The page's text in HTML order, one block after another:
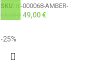
SKU: rd-000068-AMBER-
€ 49,00€
-25%